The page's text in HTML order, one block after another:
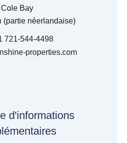
Cole Bay
(partie néerlandaise)
721-544-4498
properties.com
d'informations